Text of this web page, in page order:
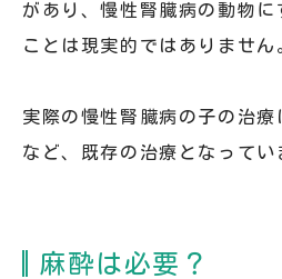
があり、慢性腎臓病の動物に
ことは現実的ではありません
実際の慢性腎臓病の子の治
など、既存の治療となってい
麻酔は必要？